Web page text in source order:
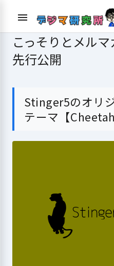
menu
こっそりとメル
先行公開
Stinger5のオリ
テーマ【